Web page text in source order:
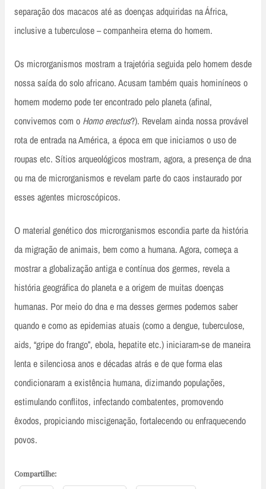
separação dos macacos até as doenças adquiridas na África,
inclusive a tuberculose – companheira eterna do homem.
Os microrganismos mostram a trajetória seguida pelo homem desde
nossa saída do solo africano. Acusam também quais hominíneos o
homem moderno pode ter encontrado pelo planeta (afinal,
convivemos com o Homo erectus?). Revelam ainda nossa provável
rota de entrada na América, a época em que iniciamos o uso de
roupas etc. Sítios arqueológicos mostram, agora, a presença de dna
ou rna de microrganismos e revelam parte do caos instaurado por
esses agentes microscópicos.
O material genético dos microrganismos escondia parte da história
da migração de animais, bem como a humana. Agora, começa a
mostrar a globalização antiga e contínua dos germes, revela a
história geográfica do planeta e a origem de muitas doenças
humanas. Por meio do dna e rna desses germes podemos saber
quando e como as epidemias atuais (como a dengue, tuberculose,
aids, “gripe do frango”, ebola, hepatite etc.) iniciaram-se de maneira
lenta e silenciosa anos e décadas atrás e de que forma elas
condicionaram a existência humana, dizimando populações,
estimulando conflitos, infectando combatentes, promovendo
êxodos, propiciando miscigenação, fortalecendo ou enfraquecendo
povos.
Compartilhe: